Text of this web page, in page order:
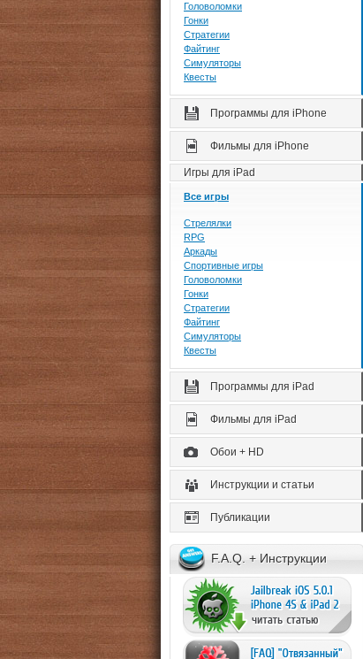
Головоломки
Гонки
Стратегии
Файтинг
Симуляторы
Квесты
Программы для iPhone
Фильмы для iPhone
Игры для iPad
Все игры
Стрелялки
RPG
Аркады
Спортивные игры
Головоломки
Гонки
Стратегии
Файтинг
Симуляторы
Квесты
Программы для iPad
Фильмы для iPad
Обои + HD
Инструкции и статьи
Публикации
F.A.Q. + Инструкции